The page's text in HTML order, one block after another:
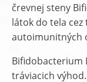
črevnej steny
látok do tela cez
autoimunitných
Bifidobacterium
tráviacich